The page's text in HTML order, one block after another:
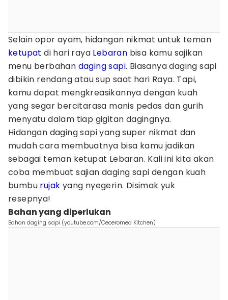
Selain opor ayam, hidangan nikmat untuk teman
ketupat di hari raya Lebaran bisa kamu sajikan
menu berbahan dagingsapi. Biasanya daging sapi
dibikin rendang atau sup saat hari Raya. Tapi,
kamu dapat mengkreasikannya dengan kuah
yang segar bercitarasa manis pedas dan gurih
menyatu dalam tiap gigitan dagingnya.
Hidangan daging sapi yang super nikmat dan
mudah cara membuatnya bisa kamu jadikan
sebagai teman ketupat Lebaran. Kali ini kita akan
coba membuat sajian daging sapi dengan kuah
bumbu rujak yang nyegerin. Disimak yuk
resepnya!
Bahan yang diperlukan
Bahan daging sapi (youtube.com/Ceceromed Kitchen)